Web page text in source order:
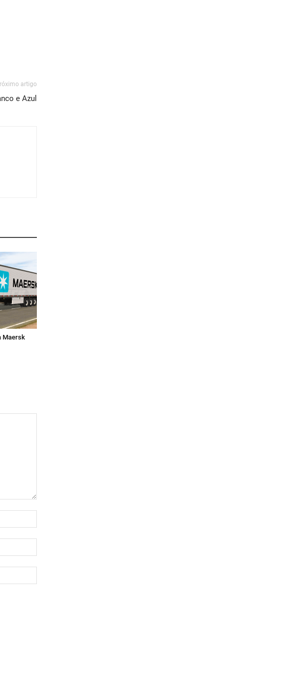
artigo
e Azul
Maersk